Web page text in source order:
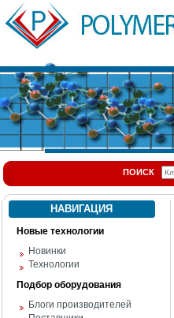
ПОИСК
НАВИГАЦИЯ
Новые технологии
Новинки
Технологии
Подбор оборудования
Блоги производителей